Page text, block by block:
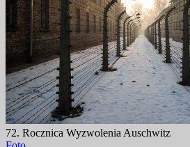
72. Rocznica Wyzwolenia Auschwitz